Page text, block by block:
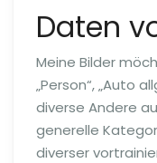
Daten
Meine Bilder
„Person“, „Auto
diverse Andere
generelle
diverser